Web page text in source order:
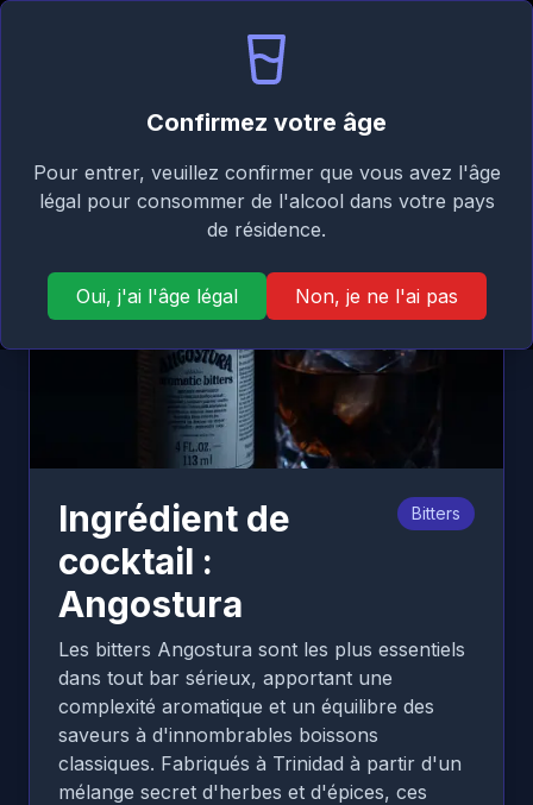
Confirmez votre âge
Pour entrer, veuillez confirmer que vous avez l'âge
légal pour consommer de l'alcool dans votre pays
de résidence.
Oui, j'ai l'âge légal Non, je ne l'ai pas
FR
Ingrédient de
cocktail :
Angostura
Bitters
Les bitters Angostura sont les plus essentiels
dans tout bar sérieux, apportant une
complexité aromatique et un équilibre des
saveurs à d'innombrables boissons
classiques. Fabriqués à Trinidad à partir d'un
mélange secret d'herbes et d'épices, ces